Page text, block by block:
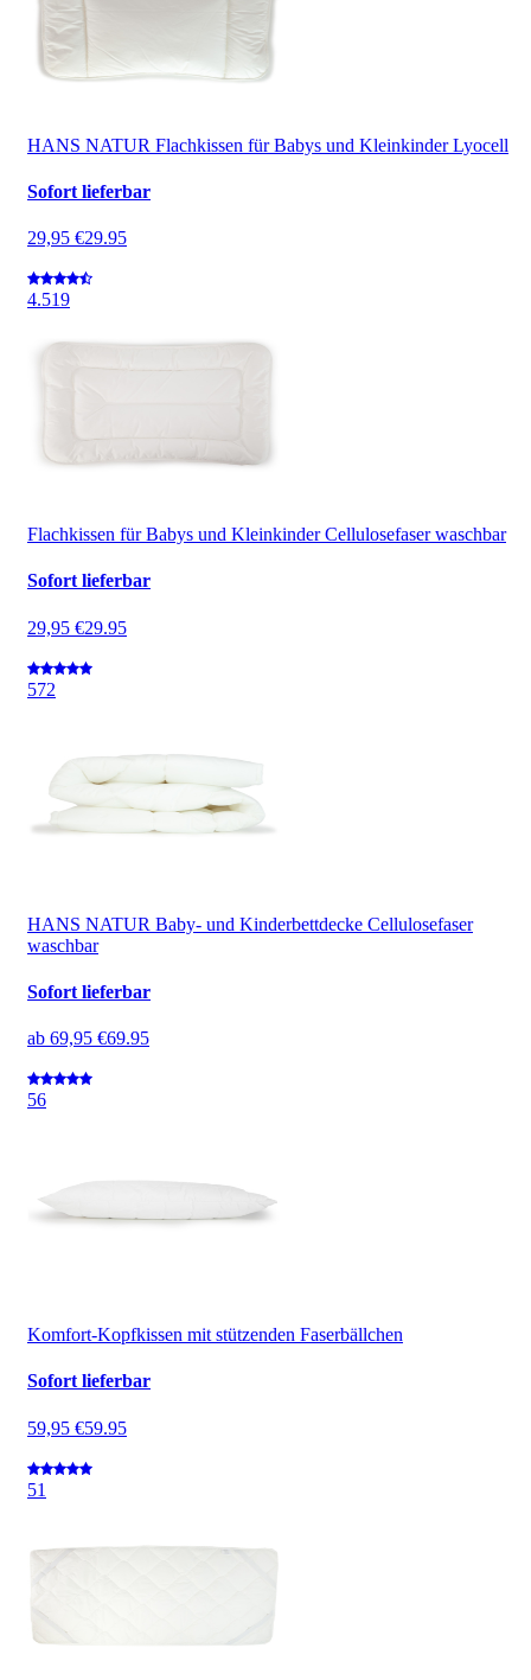
HANS NATUR Flachkissen für Babys und Kleinkinder Lyocell
Sofort lieferbar
29,95 €29.95
4.519
Flachkissen für Babys und Kleinkinder Cellulosefaser waschbar
Sofort lieferbar
29,95 €29.95
572
HANS NATUR Baby- und Kinderbettdecke Cellulosefaser
waschbar
Sofort lieferbar
ab 69,95 €69.95
56
Komfort-Kopfkissen mit stützenden Faserbällchen
Sofort lieferbar
59,95 €59.95
51